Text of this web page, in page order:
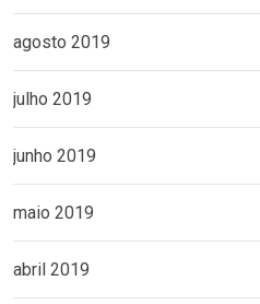
agosto 2019
julho 2019
junho 2019
maio 2019
abril 2019